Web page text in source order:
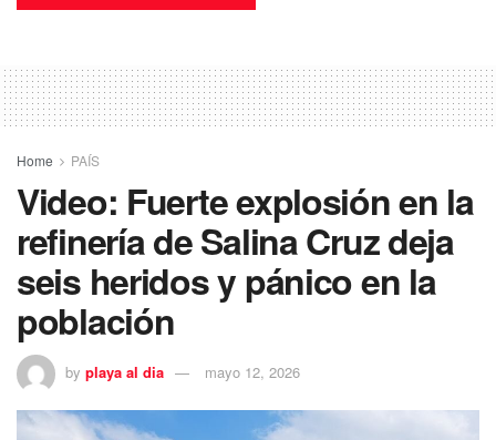
Home PAÍS
Video: Fuerte explosión en la
refinería de Salina Cruz deja
seis heridos y pánico en la
población
by playa al dia mayo 12, 2026